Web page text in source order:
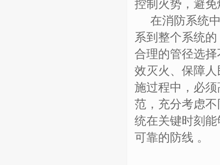
控制火势，避
在消防系统
系到整个系统的
合理的管径选
效灭火、保障
施过程中，必
范，充分考虑
统在关键时刻
可靠的防线 。